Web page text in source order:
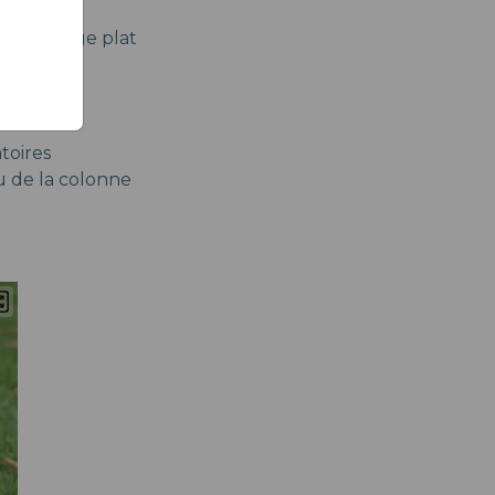
un visage plat
de la colonne